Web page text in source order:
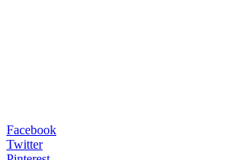
Facebook
Twitter